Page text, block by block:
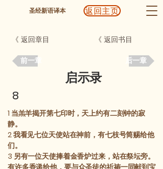
圣经新语译本 返回主页
《 返回章目
前一章
《 返回书目
后一章
启示录
8
1 当羔羊揭开第七印时，天上约有二刻钟的寂
静。
2我看见七位天使站在神前，有七枝号筒赐给他
们。
3 另有一位天使捧着金香炉过来，站在祭坛旁。
有许多香递给他，要与众圣徒的祈祷一同献到宝